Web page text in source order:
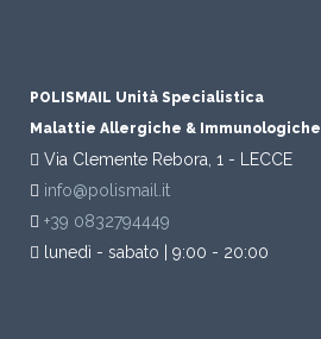
POLISMAIL Unità Specialistica
Malattie Allergiche & Immunologiche
Via Clemente Rebora, 1 - LECCE
info@polismail.it
+39 0832794449
lunedì - sabato | 9:00 - 20:00